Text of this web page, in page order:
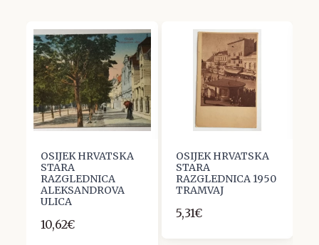
OSIJEK HRVATSKA
STARA
RAZGLEDNICA
ALEKSANDROVA
ULICA
10,62€
OSIJEK HRVATSKA
STARA
RAZGLEDNICA 1950
TRAMVAJ
5,31€